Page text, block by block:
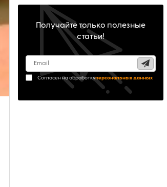
Получайте только полезные
статьи!
Согласен на обработкуперсональных данных